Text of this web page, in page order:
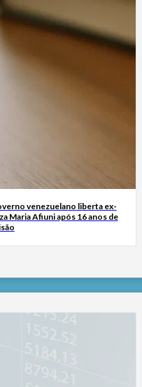
venezuelano liberta ex-
Maria Afiuni após 16 anos de